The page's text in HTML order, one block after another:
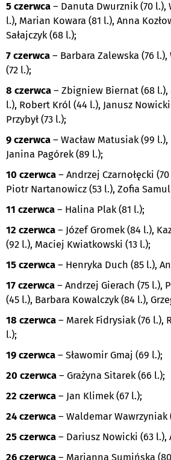
5 czerwca – Danuta Dwurznik (70 l.),
l.), Marian Kowara (81 l.), Anna
Sałajczyk (68 l.);
7 czerwca – Barbara Zalewska (76 l.),
(72 l.);
8 czerwca – Zbigniew Biernat (68 l.),
l.), Robert Król (44 l.), Janusz
Przybył (73 l.);
9 czerwca – Wacław Matusiak (99 l.),
Janina Pagórek (89 l.);
10 czerwca – Andrzej Czarnołęcki
Piotr Nartanowicz (53 l.), Zofia Samul
11 czerwca – Halina Plak (81 l.);
12 czerwca – Józef Gromek (84 l.),
(92 l.), Maciej Kwiatkowski (13 l.);
15 czerwca – Henryka Duch (85 l.),
17 czerwca – Andrzej Gierach (75 l.),
(45 l.), Barbara Kowalczyk (84 l.),
18 czerwca – Marek Fidrysiak (76 l.),
l.);
19 czerwca – Sławomir Gmaj (69 l.);
20 czerwca – Grażyna Sitarek (66 l.);
22 czerwca – Jan Klimek (67 l.);
24 czerwca – Waldemar Wawrzyniak
25 czerwca – Dariusz Nowicki (63 l.),
26 czerwca – Marianna Sumińska